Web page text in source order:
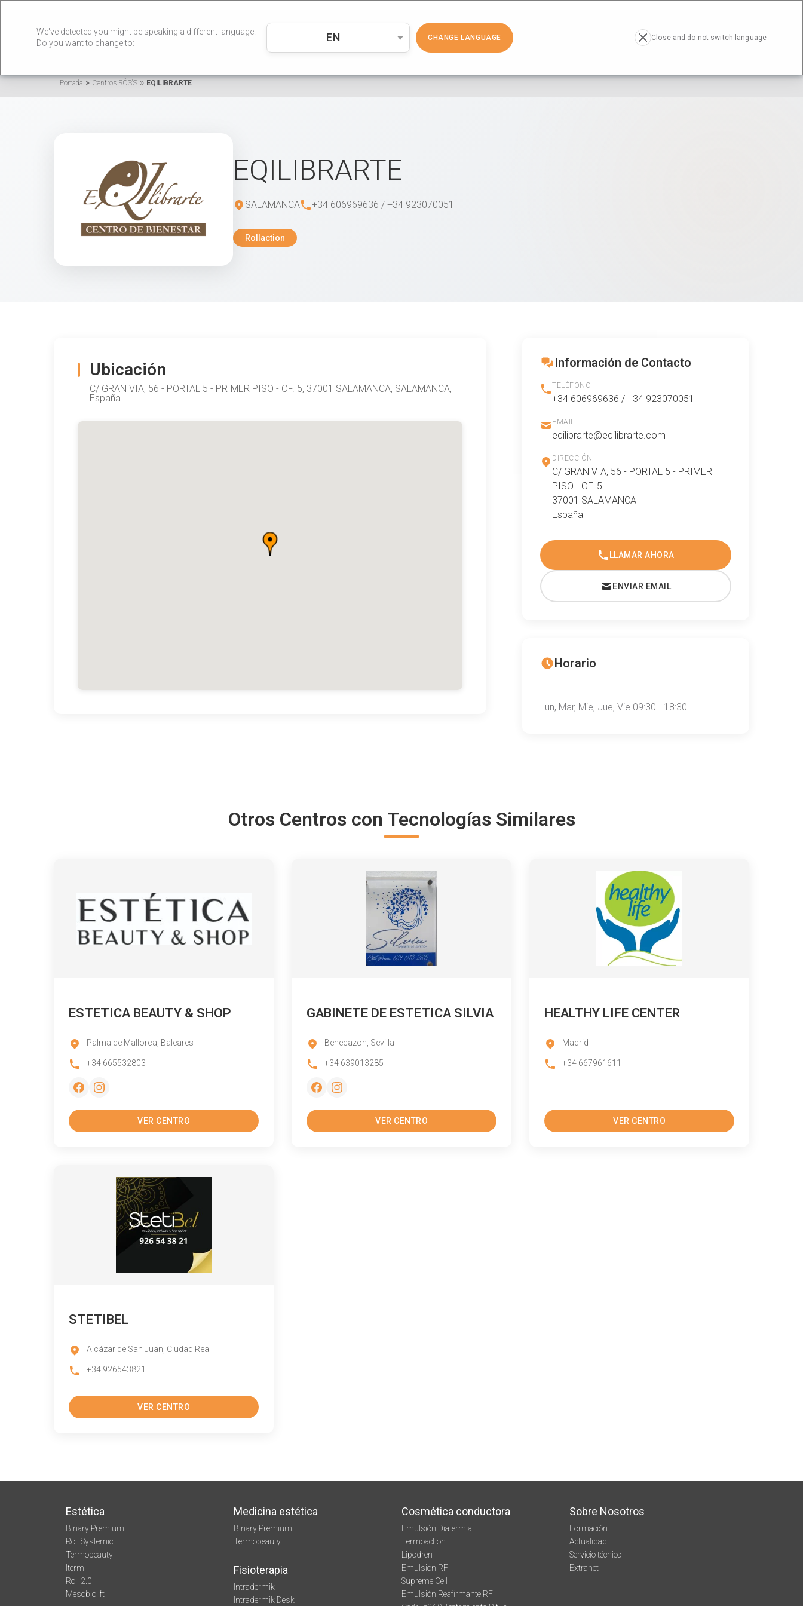
We've detected you might be speaking a different language.
Do you want to change to:
EN CHANGE LANGUAGE Close and do not switch language
COSMÉTICA CONTACTO
Portada»Centros RÖS'S»EQILIBRARTE
EQILIBRARTE
SALAMANCA +34 606969636 / +34 923070051
Rollaction
Ubicación
C/ GRAN VIA, 56 - PORTAL 5 - PRIMER PISO - OF. 5, 37001 SALAMANCA, SALAMANCA,
España
Información de Contacto
TELÉFONO
+34 606969636 / +34 923070051
EMAIL
eqilibrarte@eqilibrarte.com
DIRECCIÓN
C/ GRAN VIA, 56 - PORTAL 5 - PRIMER
PISO - OF. 5
37001 SALAMANCA
España
LLAMAR AHORA
ENVIAR EMAIL
Horario
Lun, Mar, Mie, Jue, Vie 09:30 - 18:30
Otros Centros con Tecnologías Similares
ESTETICA BEAUTY & SHOP
Palma de Mallorca, Baleares
+34 665532803
VER CENTRO
GABINETE DE ESTETICA SILVIA
Benecazon, Sevilla
+34 639013285
VER CENTRO
HEALTHY LIFE CENTER
Madrid
+34 667961611
VER CENTRO
STETIBEL
Alcázar de San Juan, Ciudad Real
+34 926543821
VER CENTRO
Estética
Binary Premium
Roll Systemic
Termobeauty
Iterm
Roll 2.0
Mesobiolift
Medicina estética
Binary Premium
Termobeauty
Fisioterapia
Intradermik
Intradermik Desk
Cosmética conductora
Emulsión Diatermia
Termoaction
Lipodren
Emulsión RF
Supreme Cell
Emulsión Reafirmante RF
Sobre Nosotros
Formación
Actualidad
Servicio técnico
Extranet